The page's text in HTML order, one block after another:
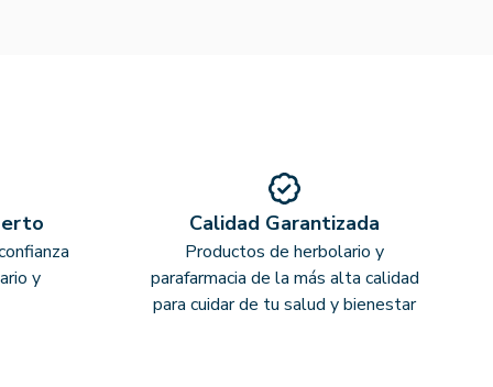
y
Calidad Garantizada
Productos de herbolario y
parafarmacia de la más alta calidad
para cuidar de tu salud y bienestar